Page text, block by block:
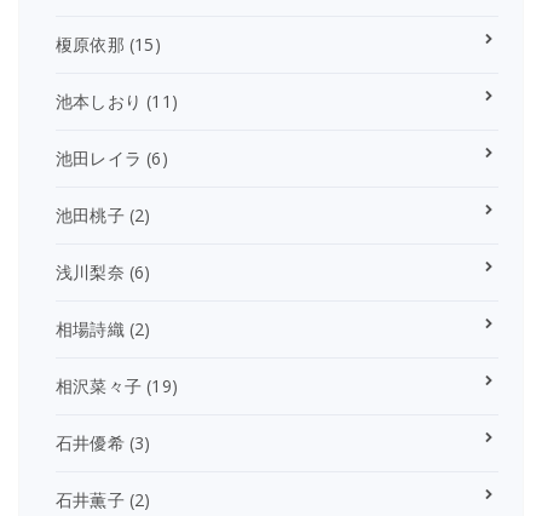
榎原依那 (15)
池本しおり (11)
池田レイラ (6)
池田桃子(2)
浅川梨奈 (6)
相場詩織 (2)
相沢菜々子 (19)
石井優希(3)
石井薫子(2)